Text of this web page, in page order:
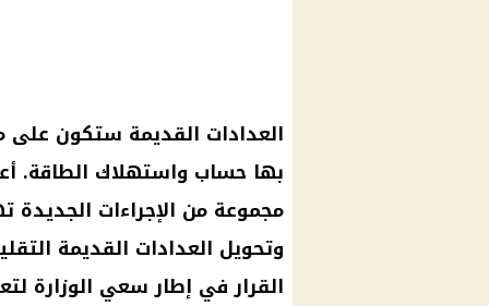
العدادات القديمة ستكون على
بها حساب واستهلاك الطاقة.
مجموعة من الإجراءات
وتحويل العدادات القديمة
القرارفي إطار سعي الوزارة